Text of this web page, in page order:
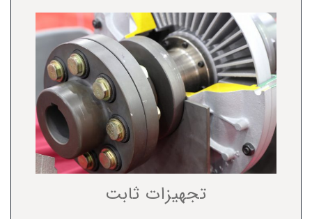
تجهیزات ثابت